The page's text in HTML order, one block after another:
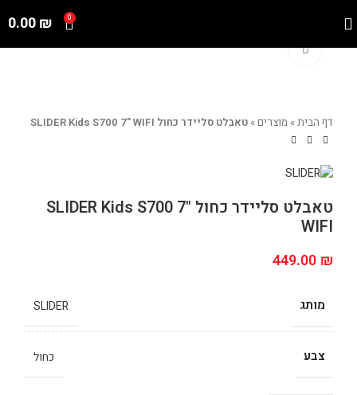
0
0.00₪
Click to enlarge
דף הבית» מוצרים»טאבלט סליידר כחול SLIDER Kids S700 7" WIFI
טאבלט סליידר כחול SLIDER Kids S700 7"
WIFI
449.00 ₪
מותג SLIDER
צבע כחול